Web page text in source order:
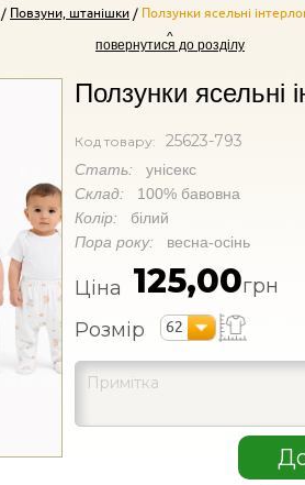
Повзуни, штанішки Ползунки ясельні
повернутися до розділу
Ползунки ясельні
Код товару: 25623-793
Стать: унісекс
Склад: 100% бавовна
Колір: білий
Пора року: весна-осінь
Ціна 125,00грн
Розмір
62